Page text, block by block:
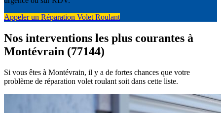
Appeler un Réparation Volet Roulant
Nos interventions les plus courantes à
Montévrain (77144)
Si vous êtes à Montévrain, il y a de fortes chances que votre
problème de réparation volet roulant soit dans cette liste.